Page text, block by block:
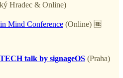
Hradec & Online)
Mind Conference (Online) 🆓
talk by signageOS (Praha)